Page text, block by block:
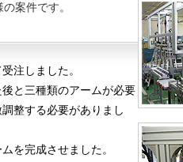
案件です。
注しました。
と三種類のアームが必要
整する必要がありまし
を完成させました。